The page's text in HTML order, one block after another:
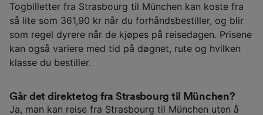
Togbilletter fra Strasbourg til München kan koste fra
så lite som 361,90 kr når du forhåndsbestiller, og blir
som regel dyrere når de kjøpes på reisedagen. Prisene
kan også variere med tid på døgnet, rute og hvilken
klasse du bestiller.
Går det direktetog fra Strasbourg til München?
Ja, man kan reise fra Strasbourg til München uten å